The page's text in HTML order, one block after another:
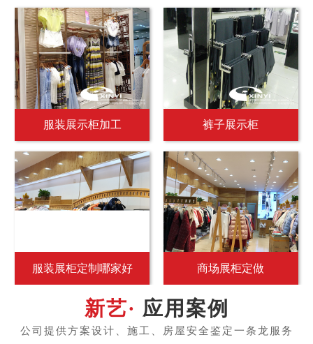
服装展示柜加工 裤子展示柜
服装展柜定制哪家好 商场展柜定做
应用案例